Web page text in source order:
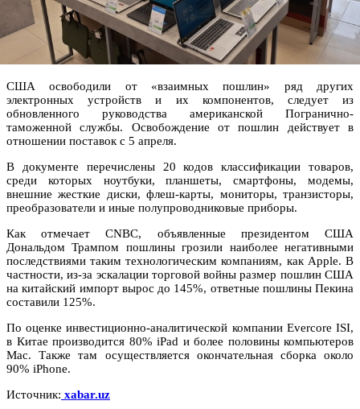
США освободили от «взаимных пошлин» ряд других
электронных устройств и их компонентов, следует из
обновленного руководства американской Погранично-
таможенной службы. Освобождение от пошлин действует в
отношении поставок с 5 апреля.
В документе перечислены 20 кодов классификации товаров,
среди которых ноутбуки, планшеты, смартфоны, модемы,
внешние жесткие диски, флеш-карты, мониторы, транзисторы,
преобразователи и иные полупроводниковые приборы.
Как отмечает CNBC, объявленные президентом США
Дональдом Трампом пошлины грозили наиболее негативными
последствиями таким технологическим компаниям, как Apple. В
частности, из-за эскалации торговой войны размер пошлин США
на китайский импорт вырос до 145%, ответные пошлины Пекина
составили 125%.
По оценке инвестиционно-аналитической компании Evercore ISI,
в Китае производится 80% iPad и более половины компьютеров
Mac. Также там осуществляется окончательная сборка около
90% iPhone.
Источник: xabar.uz